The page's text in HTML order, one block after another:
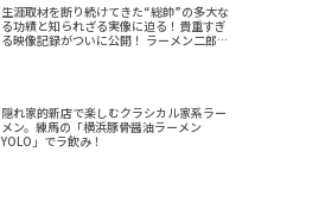
生涯取材を断り続けてきた“総帥”の多大な
る功績と知られざる実像に迫る！貴重すぎ
る映像記録がついに公開！ ラーメン二郎
隠れ家的新店で楽しむクラシカル家系ラー
メン。練馬の「横浜豚骨醤油ラーメン
YOLO」でラ飲み！